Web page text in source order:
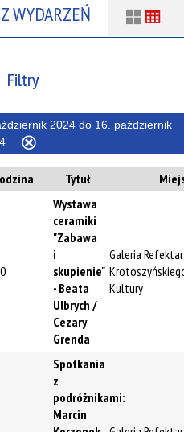
WYDARZEŃ
Filtry
fraza
2024 do 16. październik
filtr
Tytuł
Wystawa
ceramiki
"Zabawa
i
skupienie"
- Beata
Ulbrych /
Cezary
Grenda
Galeria
Kultury
Spotkania
z
podróżnikami:
Marcin